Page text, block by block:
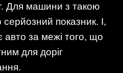
Для машини з такою
показник. І,
авто за межі того, що
для доріг